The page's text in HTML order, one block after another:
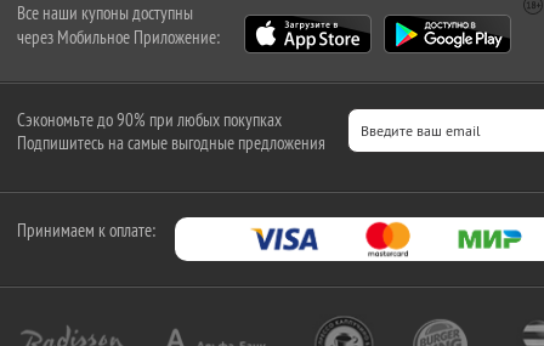
Все наши купоны доступны
через Мобильное Приложение:
Сэкономьте до 90% при любых покупках
Подпишитесь на самые выгодные предложения
Принимаем к оплате: